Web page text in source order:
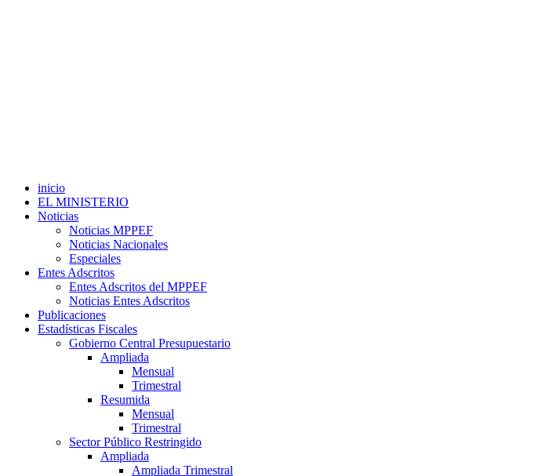
inicio
EL MINISTERIO
Noticias
Noticias MPPEF
Noticias Nacionales
Especiales
Entes Adscritos
Entes Adscritos del MPPEF
Noticias Entes Adscritos
Publicaciones
Estadísticas Fiscales
Gobierno Central Presupuestario
Ampliada
Mensual
Trimestral
Resumida
Mensual
Trimestral
Sector Público Restringido
Ampliada
Ampliada Trimestral